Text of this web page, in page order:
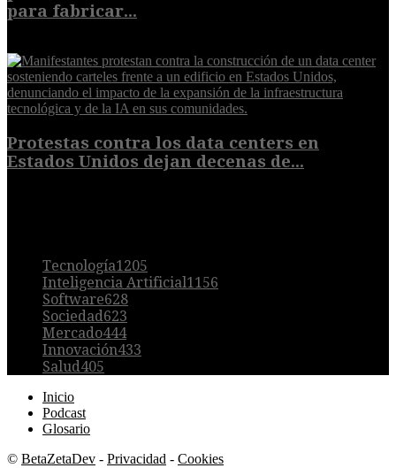
para fabricar...
Protestas contra los data centers en
Estados Unidos dejan decenas de...
Tecnología1205
Inteligencia Artificial1156
Software628
Sociedad623
Mercado444
Innovación433
Salud405
Inicio
Podcast
Glosario
© BetaZetaDev - Privacidad - Cookies